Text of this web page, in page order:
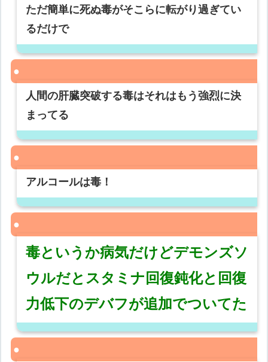
ただ簡単に死ぬ毒がそこらに転がり過ぎてい
るだけで
人間の肝臓突破する毒はそれはもう強烈に決
まってる
アルコールは毒！
毒というか病気だけどデモンズソ
ウルだとスタミナ回復鈍化と回復
力低下のデバフが追加でついてた